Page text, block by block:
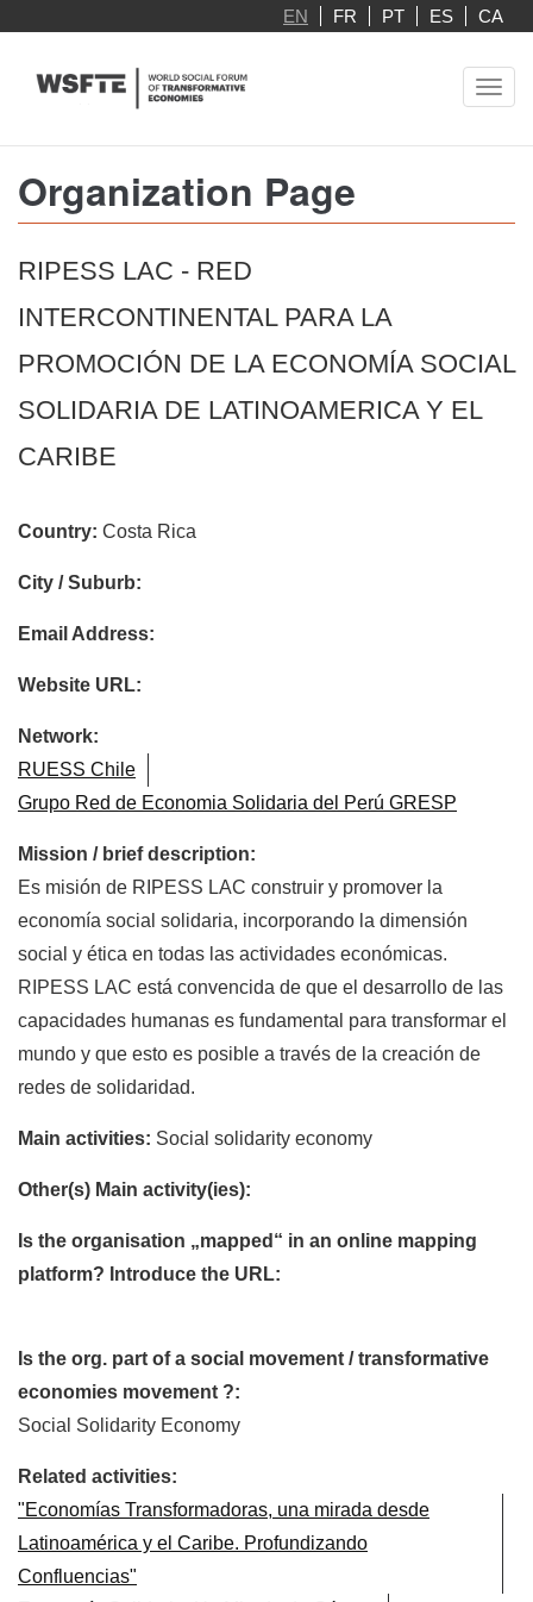
main
EN FR PT ES CA
Organization Page
RIPESS LAC - RED
INTERCONTINENTAL PARA LA
PROMOCIÓN DE LA ECONOMÍA SOCIAL
SOLIDARIA DE LATINOAMERICA Y EL
CARIBE
Country: Costa Rica
City / Suburb:
Email Address:
Website URL:
Network:
RUESS Chile
Grupo Red de Economia Solidaria del Perú GRESP
Mission / brief description:
Es misión de RIPESS LAC construir y promover la
economía social solidaria, incorporando la dimensión
social y ética en todas las actividades económicas.
RIPESS LAC está convencida de que el desarrollo de las
capacidades humanas es fundamental para transformar el
mundo y que esto es posible a través de la creación de
redes de solidaridad.
Main activities: Social solidarity economy
Other(s) Main activity(ies):
Is the organisation „mapped“ in an online mapping
platform? Introduce the URL:
Is the org. part of a social movement / transformative
economies movement ?:
Social Solidarity Economy
Related activities:
"Economías Transformadoras, una mirada desde
Latinoamérica y el Caribe. Profundizando
Confluencias"